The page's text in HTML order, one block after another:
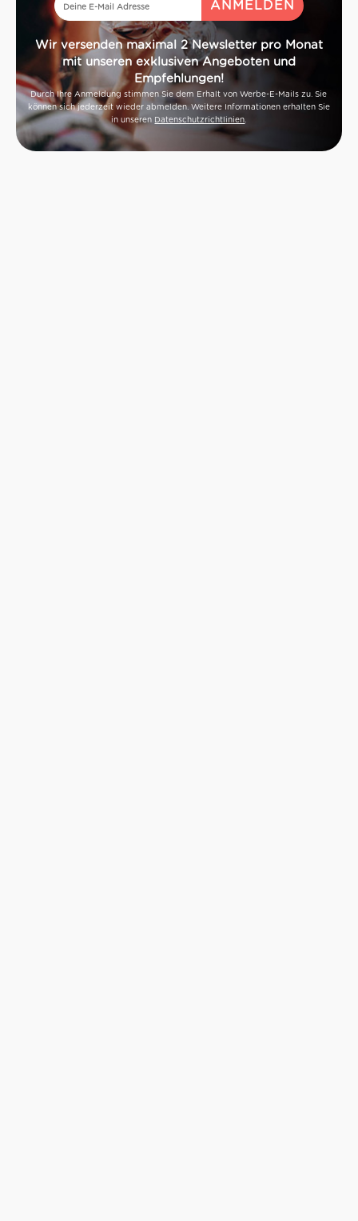
Wir versenden maximal 2 Newsletter pro Monat
mit unseren exklusiven Angeboten und
Empfehlungen!
Durch Ihre Anmeldung stimmen Sie dem Erhalt von Werbe-E-Mails zu. Sie
können sich jederzeit wieder abmelden. Weitere Informationen erhalten Sie
in unseren Datenschutzrichtlinien